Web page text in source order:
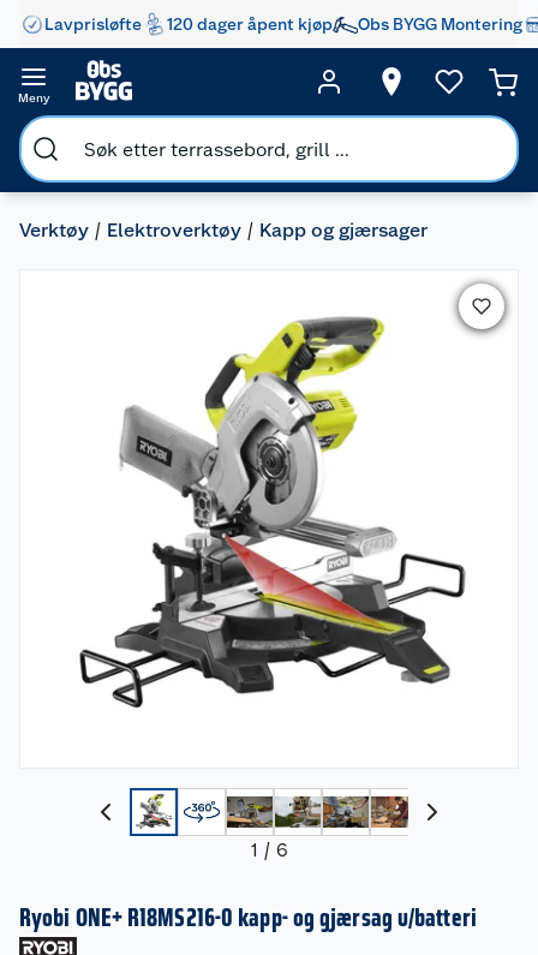
Lavprisløfte 120 dager åpent kjøp Obs BYGG Montering
Meny
Verktøy Elektroverktøy Kapp og gjærsager
1 / 6
Ryobi ONE+ R18MS216-0 kapp- og gjærsag u/batteri